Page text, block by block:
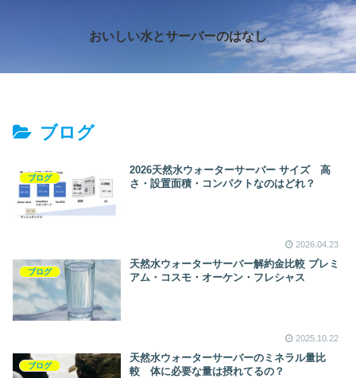
おいしい水とサーバーのはなし
ブログ
ブログ
2026天然水ウォーターサーバー サイズ 高
さ・設置面積・コンパクトなのはどれ？
2026.04.23
ブログ
天然水ウォーターサーバー解約金比較 プレミ
アム・コスモ・オーケン・フレシャス
2025.10.22
ブログ
天然水ウォーターサーバーのミネラル量比
較 体に必要な量は摂れてるの？